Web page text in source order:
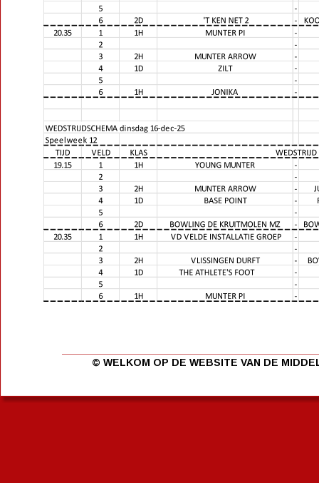
© WELKOM OP DE WEBSITE VAN DE